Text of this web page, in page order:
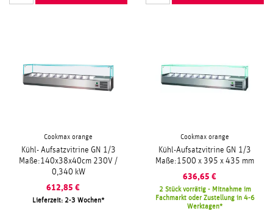
Cookmax orange
Kühl- Aufsatzvitrine GN 1/3
Maße:140x38x40cm 230V /
0,340 kW
612,85 €
Lieferzeit: 2-3 Wochen
Cookmax orange
Kühl-Aufsatzvitrine GN 1/3
Maße:1500 x 395 x 435 mm
636,65 €
2 Stück vorrätig - Mitnahme im
Fachmarkt oder Zustellung in 4-6
Werktagen